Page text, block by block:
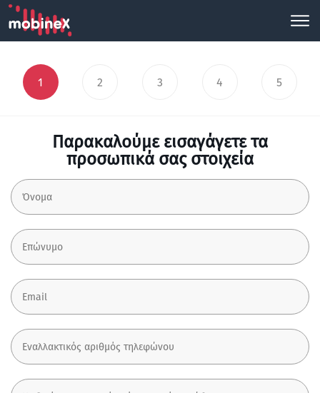
1 2 3 4 5
Παρακαλούμε εισαγάγετε τα
προσωπικά σας στοιχεία